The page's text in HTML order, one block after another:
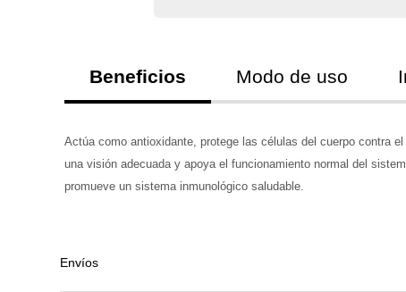
Beneficios Modo de uso
Actúa como antioxidante, protege las células del cuerpo contra
una visión adecuada y apoya el funcionamiento normal del
promueve un sistema inmunológico saludable.
Envíos